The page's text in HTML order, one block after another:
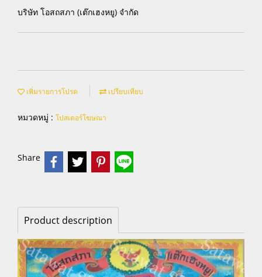
บริษัท โอสถสภา (เต๊กเฮงหยู) จำกัด
เพิ่มรายการโปรด เปรียบเทียบ
หมวดหมู่ : โปสเตอร์โฆษณา
Share
Product description